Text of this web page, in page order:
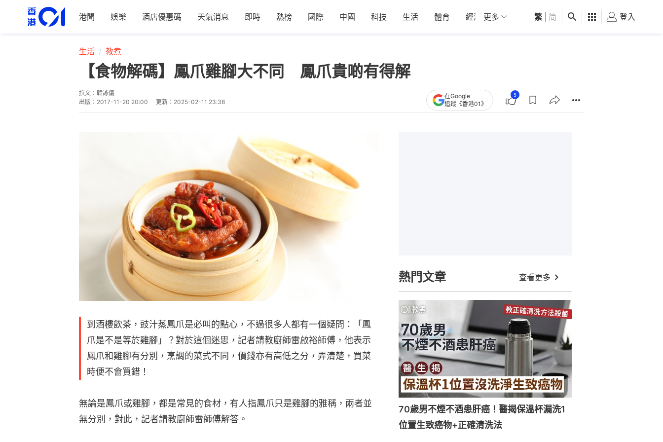
港聞 娛樂 酒店優惠碼 天氣消息 即時 熱榜 國際 中國 科技 生活 體育 經濟 01深圳 觀點 健康 好食玩飛
更多 繁 简 登入
生活 教煮
【食物解碼】鳳爪雞腳大不同 鳳爪貴啲有得解
撰文： 韓詠儀
出版： 2017-11-20 20:00 更新： 2025-02-11 23:38
在Google
追蹤《香港01》
5
到酒樓飲茶，豉汁蒸鳳爪是必叫的點心，不過很多人都有一個疑問：「鳳
爪是不是等於雞腳」？對於這個迷思，記者請教廚師雷啟裕師傅，他表示
鳳爪和雞腳有分別，烹調的菜式不同，價錢亦有高低之分，弄清楚，買菜
時便不會買錯！
無論是鳳爪或雞腳，都是常見的食材，有人指鳳爪只是雞腳的雅稱，兩者並
無分別，對此，記者請教廚師雷師傅解答。
熱門文章 查看更多
70歲男不煙不酒患肝癌！醫揭保溫杯漏洗1
位置生致癌物+正確清洗法